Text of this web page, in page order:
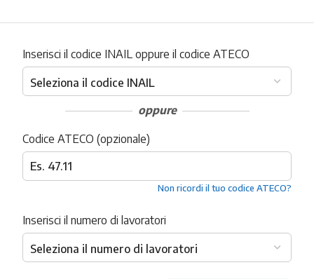
Inserisci il codice INAIL oppure il codice ATECO
oppure
Codice ATECO (opzionale)
Non ricordi il tuo codice ATECO?
Inserisci il numero di lavoratori